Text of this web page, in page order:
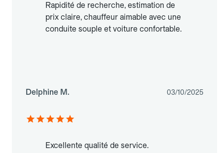
Rapidité de recherche, estimation de
prix claire, chauffeur aimable avec une
conduite souple et voiture confortable.
Delphine M. 03/10/2025
Excellente qualité de service.